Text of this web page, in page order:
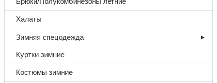
Халаты
Зимняя спецодежда
Куртки зимние
Костюмы зимние